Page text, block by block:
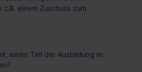
einem Zuschuss zum
einen Teil der Ausbildung im